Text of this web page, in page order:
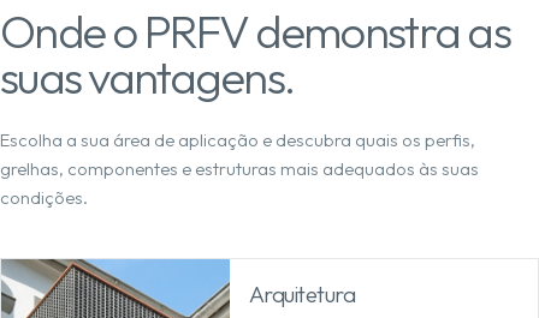
Onde o PRFV demonstra as
suas vantagens.
Escolha a sua área de aplicação e descubra quais os perfis,
grelhas, componentes e estruturas mais adequados às suas
condições.
Arquitetura